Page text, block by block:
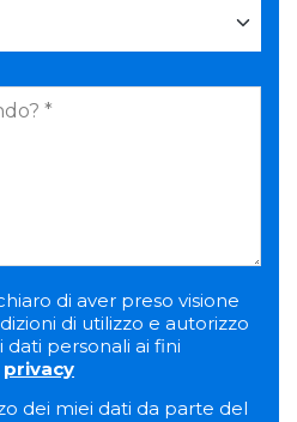
di aver preso visione
di utilizzo e autorizzo
personali ai fini
privacy
dei miei dati da parte del